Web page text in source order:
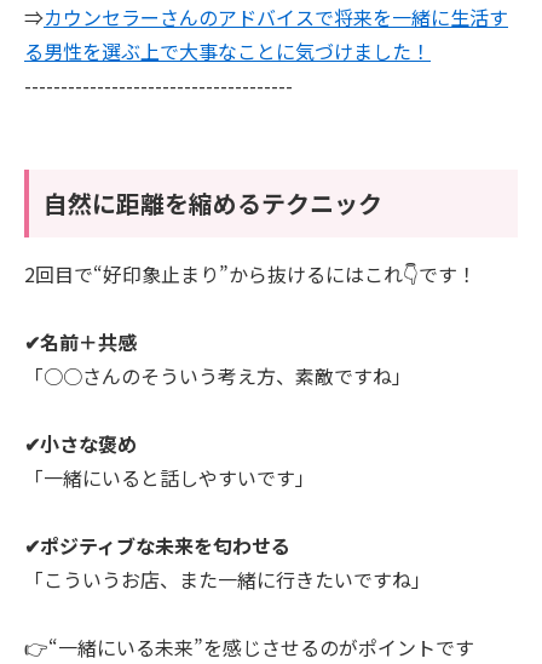
⇒カウンセラーさんのアドバイスで将来を一緒に生活す
る男性を選ぶ上で大事なことに気づけました！
-------------------------------------
自然に距離を縮めるテクニック
2回目で“好印象止まり”から抜けるにはこれ👇です！
✔名前＋共感
「○○さんのそういう考え方、素敵ですね」
✔小さな褒め
「一緒にいると話しやすいです」
✔ポジティブな未来を匂わせる
「こういうお店、また一緒に行きたいですね」
👉“一緒にいる未来”を感じさせるのがポイントです